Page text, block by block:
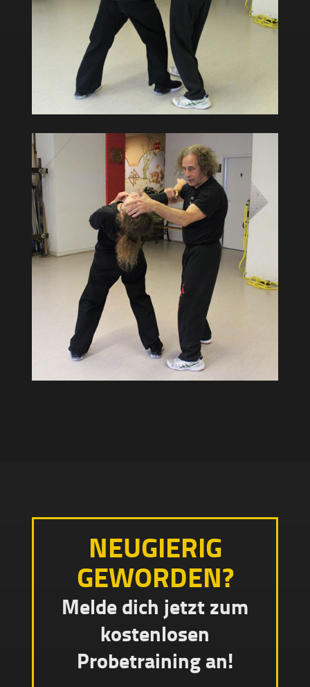
NEUGIERIG
GEWORDEN?
Melde dich jetzt zum
kostenlosen
Probetraining an!